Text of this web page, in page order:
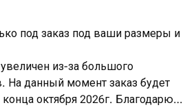
под заказ под ваши размеры и
из-за большого
На данный момент заказ будет
октября 2026г. Благодарю